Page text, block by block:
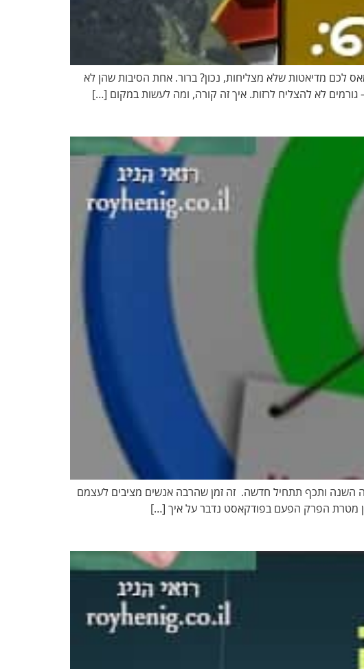
[פודקאסט 81#] למה לרוב דיאטות לא מצליחות נמאס לכם מדיאטות שלא מצליחות, נכון? ברור. אחת הסיבות שהן לא
לא להצליח לרזות. איך זה קורה, ומה לעשות במקום […]
לשנה החדשה עוד מעט נגמרת לה השנה ותכף תתחיל חדשה. זה זמן שהרבה אנשים מציבים לעצמם
מטרת הפרק הפעם בפודקאסט נדבר על איך […]